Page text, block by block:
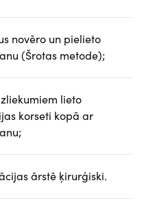
novēro un pielieto
(Šrotas metode);
lieto
korseti kopā ar
ārstē ķirurģiski.